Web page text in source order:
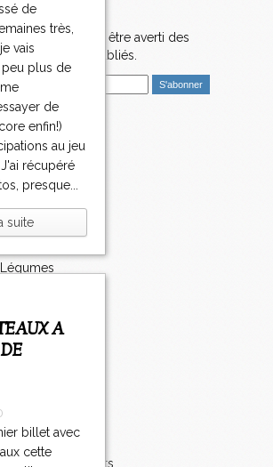
de
très,
vais
peu plus de
de
enfin!)
au jeu
récupéré
presque...
suite
billet avec
cette
vous pour être averti des
articles publiés.
Salé
Dessert
Bavardages
Légumes
Tarte
Poisson
Accompagnements